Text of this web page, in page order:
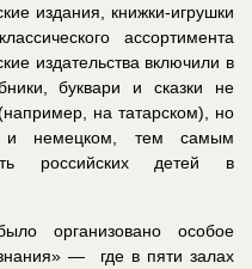
издания, книжки-игрушки
ассортимента
издательства включили в
буквари и сказки не
на татарском), но
и немецком, тем самым
российских детей в
организовано особое
— где в пяти залах